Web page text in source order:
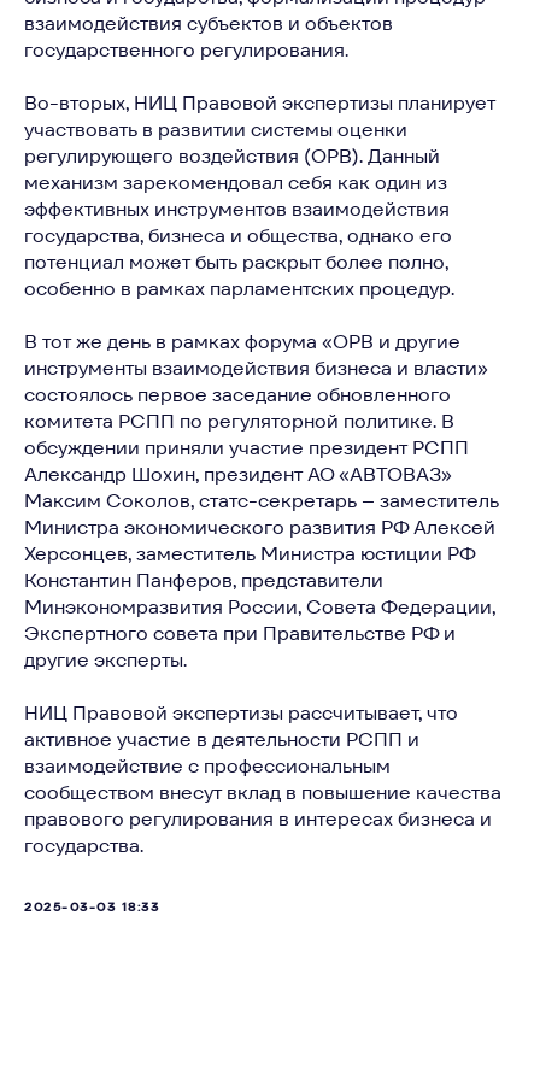
взаимодействия субъектов и объектов
государственного регулирования.
Во-вторых, НИЦ Правовой экспертизы планирует
участвовать в развитии системы оценки
регулирующего воздействия (ОРВ). Данный
механизм зарекомендовал себя как один из
эффективных инструментов взаимодействия
государства, бизнеса и общества, однако его
потенциал может быть раскрыт более полно,
особенно в рамках парламентских процедур.
В тот же день в рамках форума «ОРВ и другие
инструменты взаимодействия бизнеса и власти»
состоялось первое заседание обновленного
комитета РСПП по регуляторной политике. В
обсуждении приняли участие президент РСПП
Александр Шохин, президент АО «АВТОВАЗ»
Максим Соколов, статс-секретарь – заместитель
Министра экономического развития РФ Алексей
Херсонцев, заместитель Министра юстиции РФ
Константин Панферов, представители
Минэкономразвития России, Совета Федерации,
Экспертного совета при Правительстве РФ и
другие эксперты.
НИЦ Правовой экспертизы рассчитывает, что
активное участие в деятельности РСПП и
взаимодействие с профессиональным
сообществом внесут вклад в повышение качества
правового регулирования в интересах бизнеса и
государства.
2025-03-03 18:33